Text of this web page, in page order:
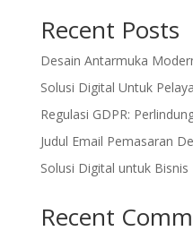
Recent Posts
Desain Antarmuka
Solusi Digital Untuk
Regulasi GDPR:
Judul Email Pemasaran
Solusi Digital untuk Bisnis
Recent